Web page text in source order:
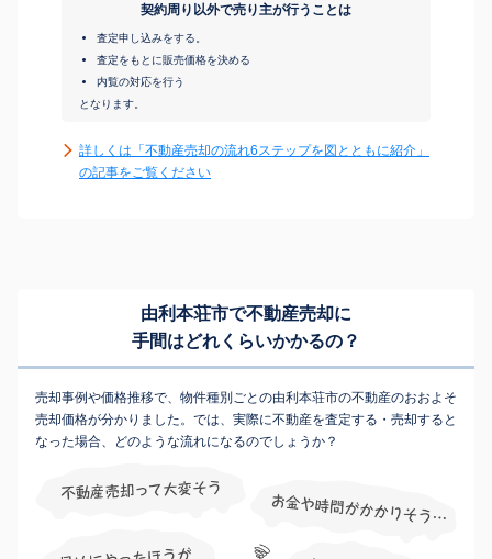
契約周り以外で売り主が行うことは
査定申し込みをする。
査定をもとに販売価格を決める
内覧の対応を行う
となります。
詳しくは「不動産売却の流れ6ステップを図とともに紹介」
の記事をご覧ください
由利本荘市で不動産売却に
手間はどれくらいかかるの？
売却事例や価格推移で、物件種別ごとの由利本荘市の不動産のおおよそ
売却価格が分かりました。では、実際に不動産を査定する・売却すると
なった場合、どのような流れになるのでしょうか？